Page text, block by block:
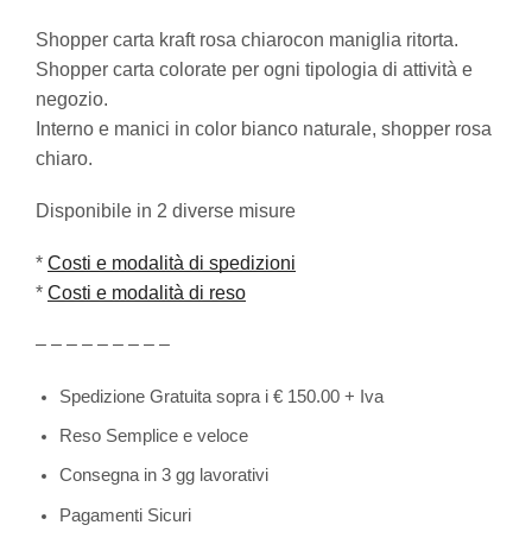
Shopper carta kraft rosa chiarocon maniglia ritorta.
Shopper carta colorate per ogni tipologia di attività e
negozio.
Interno e manici in color bianco naturale, shopper rosa
chiaro.
Disponibile in 2 diverse misure
* Costi e modalità di spedizioni
* Costi e modalità di reso
– – – – – – – – –
Spedizione Gratuita sopra i € 150.00 + Iva
Reso Semplice e veloce
Consegna in 3 gg lavorativi
Pagamenti Sicuri